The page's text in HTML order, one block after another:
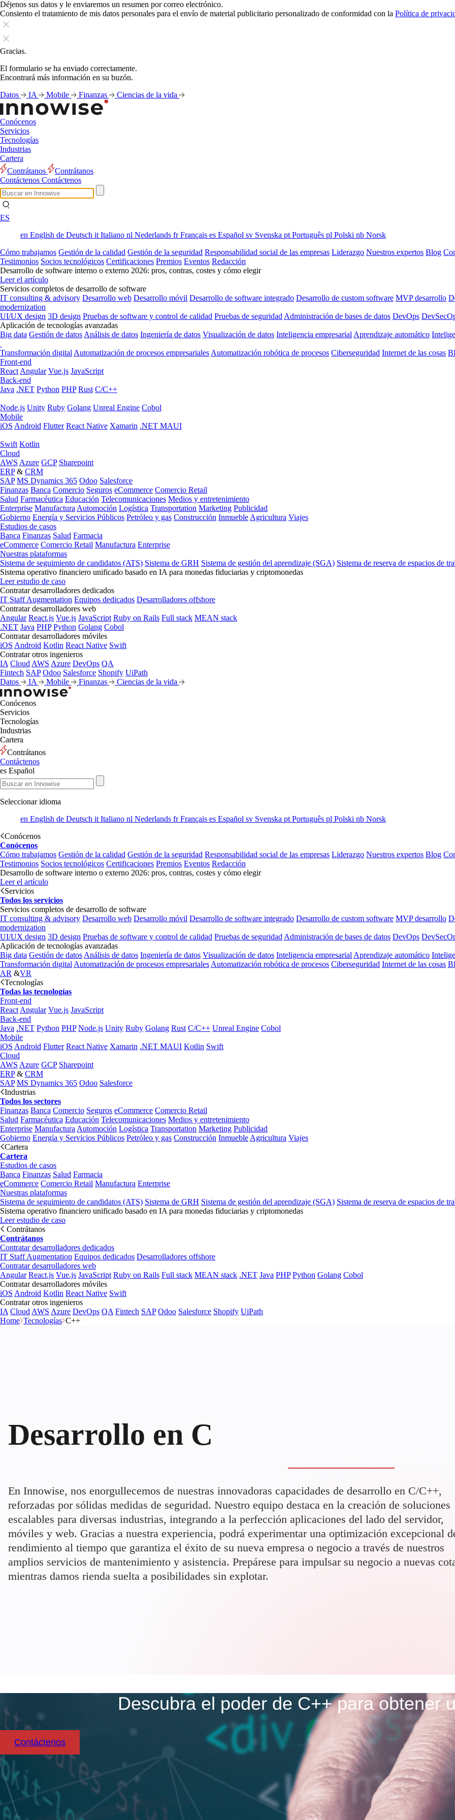
Déjenos sus datos y le enviaremos un resumen por correo electrónico.
Consiento el tratamiento de mis datos personales para el envío de material publicitario personalizado de conformidad con la Política de
Gracias.
El formulario se ha enviado correctamente.
Encontrará más información en su buzón.
Datos
IA Mobile Finanzas Ciencias de la vida
Conócenos
Servicios
Tecnologías
Industrias
Cartera
Contrátanos
Contrátanos
Contáctenos Contáctenos
ES
en English de Deutsch it Italiano nl Nederlands frFrançais es Español sv Svenska pt Português pl Polski nb Norsk
Cómo trabajamos Gestión de la calidad Gestión de la seguridad Responsabilidad social de las empresas Liderazgo Nuestros expertos Blog
Testimonios Socios tecnológicos Certificaciones Premios Eventos Redacción
Desarrollo de software interno o externo 2026: pros, contras, costes y cómo elegir
Leer el artículo
Servicios completos de desarrollo de software
IT consulting & advisory Desarrollo web Desarrollo móvil Desarrollo de software integrado Desarrollo de custom software MVP desarrollo
modernization
UI/UX design 3D design Pruebas de software y control de calidad Pruebas de seguridad Administración de bases de datos DevOps
Aplicación de tecnologías avanzadas
Big data Gestión de datos Análisis de datos Ingeniería de datos Visualización de datos Inteligencia empresarial Aprendizaje automático
Transformación digital Automatización de procesos empresariales Automatización robótica de procesos Ciberseguridad Internet de las cosas
Front-end
React Angular Vue.js JavaScript
Back-end
Java .NET Python PHP Rust C/C++
Node.js Unity Ruby Golang Unreal Engine Cobol
Mobile
iOS Android Flutter React Native Xamarin .NET MAUI
Swift Kotlin
Cloud
AWS Azure GCP Sharepoint
ERP& CRM
SAP MS Dynamics 365 Odoo Salesforce
Finanzas Banca Comercio Seguros eCommerce Comercio Retail
Salud Farmacéutica Educación Telecomunicaciones Medios y entretenimiento
Enterprise Manufactura Automoción Logística Transportation Marketing Publicidad
Gobierno Energía y Servicios Públicos Petróleo y gas Construcción Inmueble Agricultura Viajes
Estudios de casos
Banca Finanzas Salud Farmacia
eCommerce Comercio Retail Manufactura Enterprise
Nuestras plataformas
Sistema de seguimiento de candidatos (ATS) Sistema de GRH Sistema de gestión del aprendizaje (SGA) Sistema de reserva de espacios de
Sistema operativo financiero unificado basado en IA para monedas fiduciarias y criptomonedas
Leer estudio de caso
Contratar desarrolladores dedicados
IT Staff Augmentation Equipos dedicados Desarrolladores offshore
Contratar desarrolladores web
Angular React.js Vue.js JavaScript Ruby on Rails Full stack MEAN stack
.NET Java PHP Python Golang Cobol
Contratar desarrolladores móviles
iOS Android Kotlin React Native Swift
Contratar otros ingenieros
IA Cloud AWS Azure DevOps QA
Fintech SAP Odoo Salesforce Shopify UiPath
Datos
IA Mobile Finanzas Ciencias de la vida
Conócenos
Servicios
Tecnologías
Industrias
Cartera
Contrátanos
Contáctenos
es Español
Seleccionar idioma
en English de Deutsch it Italiano nl Nederlands frFrançais es Español sv Svenska pt Português pl Polski nb Norsk
Conócenos
Conócenos
Cómo trabajamos Gestión de la calidad Gestión de la seguridad Responsabilidad social de las empresas Liderazgo Nuestros expertos Blog
Testimonios Socios tecnológicos Certificaciones Premios Eventos Redacción
Desarrollo de software interno o externo 2026: pros, contras, costes y cómo elegir
Leer el artículo
Servicios
Todos los servicios
Servicios completos de desarrollo de software
IT consulting & advisory Desarrollo web Desarrollo móvil Desarrollo de software integrado Desarrollo de custom software MVP desarrollo
modernization
UI/UX design 3D design Pruebas de software y control de calidad Pruebas de seguridad Administración de bases de datos DevOps
Aplicación de tecnologías avanzadas
Big data Gestión de datos Análisis de datos Ingeniería de datos Visualización de datos Inteligencia empresarial Aprendizaje automático
Transformación digital Automatización de procesos empresariales Automatización robótica de procesos Ciberseguridad Internet de las cosas
AR &VR
Tecnologías
Todas las tecnologías
Front-end
React Angular Vue.js JavaScript
Back-end
Java .NET Python PHP Node.js Unity Ruby Golang Rust C/C++ Unreal Engine Cobol
Mobile
iOS Android Flutter React Native Xamarin .NET MAUI Kotlin Swift
Cloud
AWS Azure GCP Sharepoint
ERP& CRM
SAP MS Dynamics 365 Odoo Salesforce
Industrias
Todos los sectores
Finanzas Banca Comercio Seguros eCommerce Comercio Retail
Salud Farmacéutica Educación Telecomunicaciones Medios y entretenimiento
Enterprise Manufactura Automoción Logística Transportation Marketing Publicidad
Gobierno Energía y Servicios Públicos Petróleo y gas Construcción Inmueble Agricultura Viajes
Cartera
Cartera
Estudios de casos
Banca Finanzas Salud Farmacia
eCommerce Comercio Retail Manufactura Enterprise
Nuestras plataformas
Sistema de seguimiento de candidatos (ATS) Sistema de GRH Sistema de gestión del aprendizaje (SGA) Sistema de reserva de espacios de
Sistema operativo financiero unificado basado en IA para monedas fiduciarias y criptomonedas
Leer estudio de caso
Contrátanos
Contrátanos
Contratar desarrolladores dedicados
IT Staff Augmentation Equipos dedicados Desarrolladores offshore
Contratar desarrolladores web
Angular React.js Vue.js JavaScript Ruby on Rails Full stack MEAN stack .NET Java PHP Python Golang Cobol
Contratar desarrolladores móviles
iOS Android Kotlin React Native Swift
Contratar otros ingenieros
IA Cloud AWS Azure DevOps QA Fintech SAP Odoo Salesforce Shopify UiPath
Home Tecnologías C++
Desarrollo en C
En Innowise, nos enorgullecemos de nuestras innovadoras capacidades de desarrollo en C/C++,
reforzadas por sólidas medidas de seguridad. Nuestro equipo destaca en la creación de soluciones
escalables para diversas industrias, integrando a la perfección aplicaciones del lado del servidor,
móviles y web. Gracias a nuestra experiencia, podrá experimentar una optimización excepcional
rendimiento al tiempo que garantiza el éxito de su nueva empresa o negocio a través de nuestros
amplios servicios de mantenimiento y asistencia. Prepárese para impulsar su negocio a nuevas
mientras damos rienda suelta a posibilidades sin explotar.
Descubra el poder de C++ para obtener
Contáctenos